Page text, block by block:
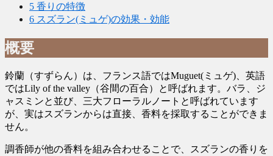
5 香りの特徴
6 スズラン(ミュゲ)の効果・効能
概要
鈴蘭（すずらん）は、フランス語ではMuguet(ミュゲ)、英語
ではLily of the valley（谷間の百合）と呼ばれます。バラ、ジ
ャスミンと並び、三大フローラルノートと呼ばれています
が、実はスズランからは直接、香料を採取することができま
せん。
調香師が他の香料を組み合わせることで、スズランの香りを